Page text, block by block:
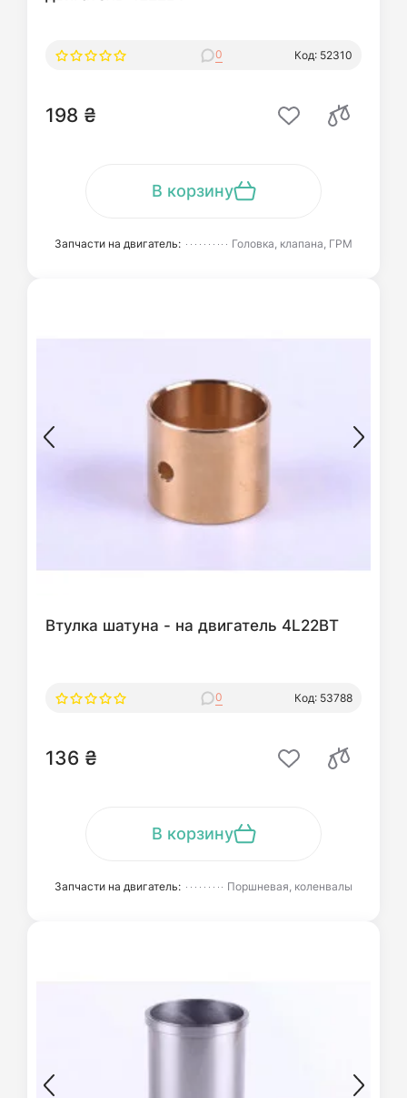
0 Код: 52310
198 ₴
В корзину
Запчасти на двигатель: Головка, клапана, ГРМ
Втулка шатуна - на двигатель 4L22BT
0 Код: 53788
136 ₴
В корзину
Запчасти на двигатель: Поршневая, коленвалы